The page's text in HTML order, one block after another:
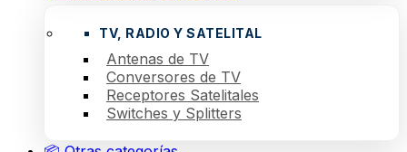
TV, RADIO Y SATELITAL
Antenas de TV
Conversores de TV
Receptores Satelitales
Switches y Splitters